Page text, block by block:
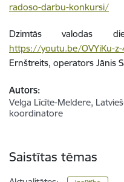
radoso-darbu-konkursi/
Dzimtās valodas
https://youtu.be/OVYiKu-
Ernštreits, operators Jānis
Autors:
Velga Līcīte-Meldere,
koordinatore
Saistītas tēmas